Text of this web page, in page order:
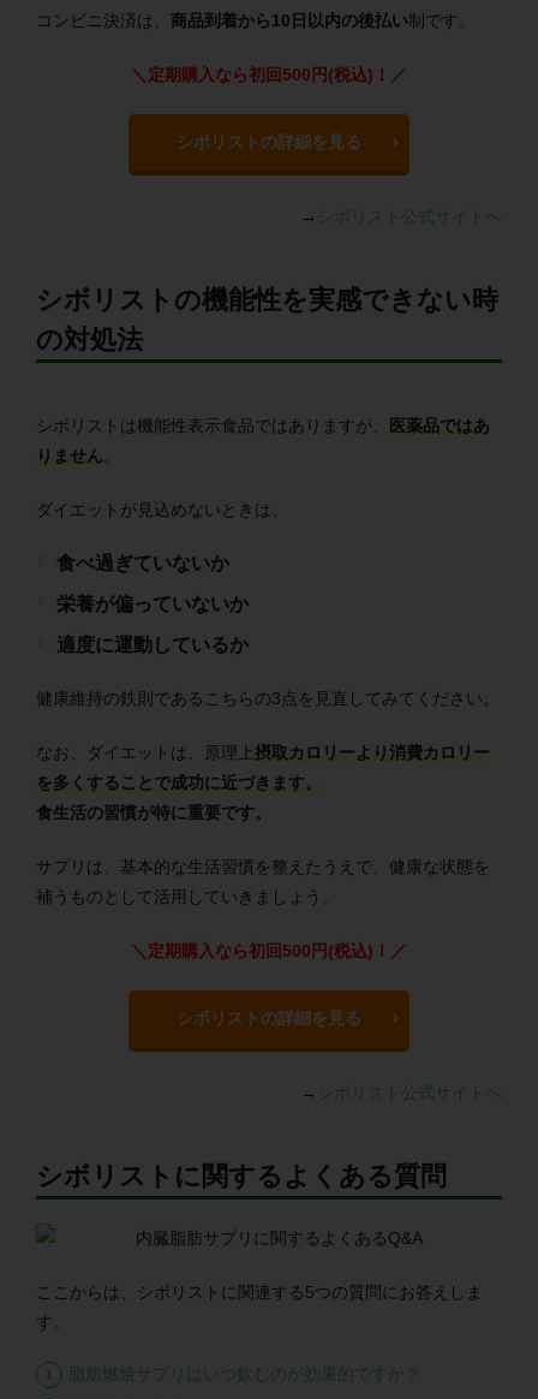
コンビニ決済は、 商品到着から10日以内の後払い制です。
＼定期購入なら初回500円(税込)！／
シボリストの詳細を見る
→ シボリスト公式サイトへ
シボリストの機能性を実感できない時
の対処法
シボリストは機能性表示食品ではありますが、
医薬品ではあ
りません
ダイエットが見込めないときは、
食べ過ぎていないか
栄養が偏っていないか
適度に運動しているか
健康維持の鉄則であるこちらの3点を見直してみてください。
なお、ダイエットは、原理上摂取カロリーより消費カロリー
を多くすることで成功に近づきます。
食生活の習慣が特に重要です。
サプリは、基本的な生活習慣を整えたうえで、健康な状態を
補うものとして活用していきましょう。
＼定期購入なら初回500円(税込)！／
シボリストの詳細を見る
→ シボリスト公式サイトへ
シボリストに関するよくある質問
ここからは、シボリストに関連する5つの質問にお答えしま
す。
脂肪燃焼サプリはいつ飲むのが効果的ですか？